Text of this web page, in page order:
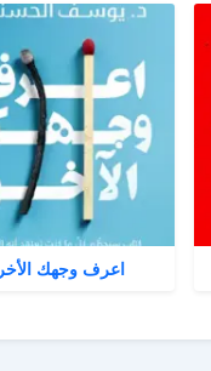
اعرف وجهك الأخر